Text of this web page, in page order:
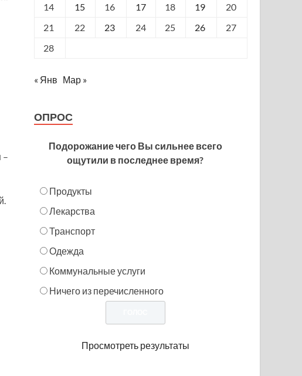
–
14
15 16 17 18 19
20
21
22 23 24 25 26
27
28
« Янв Мар »
ОПРОС
Подорожание чего Вы сильнее всего
ощутили в последнее время?
Продукты
Лекарства
Транспорт
Одежда
Коммунальные услуги
Ничего из перечисленного
Просмотреть результаты